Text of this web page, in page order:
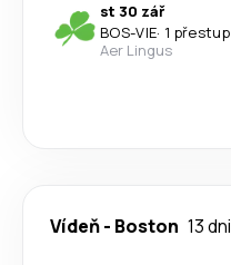
st 30 zář
BOS-VIE· 1 přestup
Aer Lingus
Vídeň- Boston 13 dni